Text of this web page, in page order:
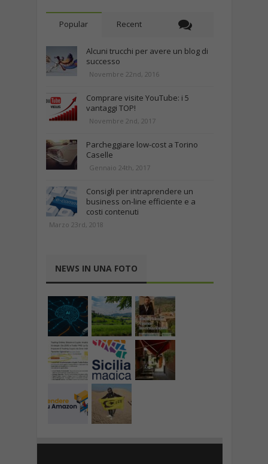
Popular Recent
Alcuni trucchi per avere un blog di
successo
Novembre 22nd, 2016
Comprare visite YouTube: i 5
vantaggi TOP!
Novembre 2nd, 2017
Parcheggiare low-cost a Torino
Caselle
Gennaio 24th, 2017
Consigli per intraprendere un
business on-line efficiente e a
costi contenuti
Marzo 23rd, 2018
NEWS IN UNA FOTO